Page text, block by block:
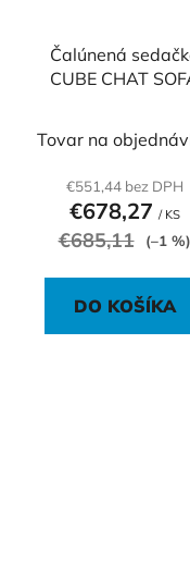
Čalúnená
CUBE CHAT
Tovar na
€551,44 bez DPH
€678,27 / KS
€685,11 (–1 %)
DO KOŠÍKA